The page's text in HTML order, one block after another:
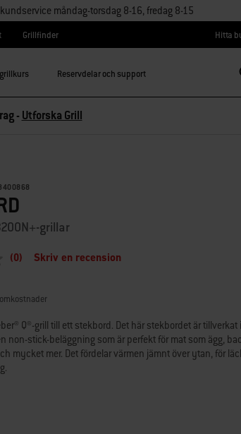
måndag-torsdag 8-16, fredag 8-15
Grillfinder Hitta
Reservdelar och support
- Utforska Grill
grillar
(0) Skriv en recension
Q®-grill till ett stekbord. Det här stekbordet är
non-stick-beläggning som är perfekt för mat som ägg,
mycket mer. Det fördelar värmen jämnt över ytan, för
Q®-grill till ett stekbord